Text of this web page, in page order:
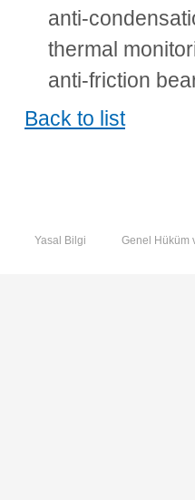
anti-
thermal
anti-friction
Back to list
Yasal Bilgi Genel Hüküm